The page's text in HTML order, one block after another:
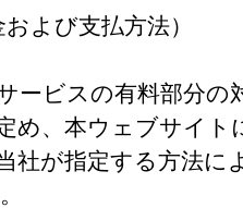
よび支払方法）
ービスの有料部分の
め、本ウェブサイト
社が指定する方法に